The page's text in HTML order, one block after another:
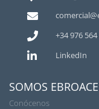
+34 976 564
LinkedIn
SOMOS
Conócenos